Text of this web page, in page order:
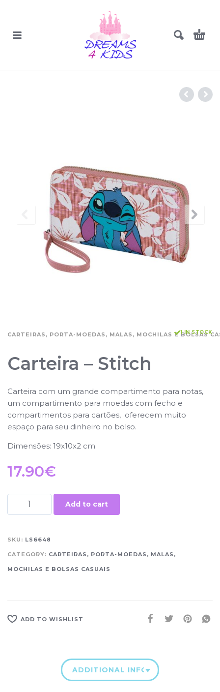
CARTEIRAS, PORTA-MOEDAS, MALAS, MOCHILAS E BOLSAS
1 IN STOCK
Carteira – Stitch
Carteira com um grande compartimento para notas,
um compartimento para moedas com fecho e
compartimentos para cartões, oferecem muito
espaço para seu dinheiro no bolso.
Dimensões: 19x10x2 cm
17.90€
Add to cart
SKU: LS6648
CATEGORY: CARTEIRAS, PORTA-MOEDAS, MALAS,
MOCHILAS E BOLSAS CASUAIS
ADD TO WISHLIST
ADDITIONAL INFORMATION